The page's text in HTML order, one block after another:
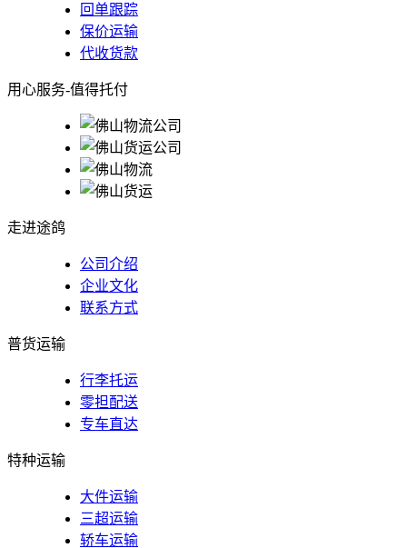
回单跟踪
保价运输
代收货款
用心服务-值得托付
走进途鸽
公司介绍
企业文化
联系方式
普货运输
行李托运
零担配送
专车直达
特种运输
大件运输
三超运输
轿车运输